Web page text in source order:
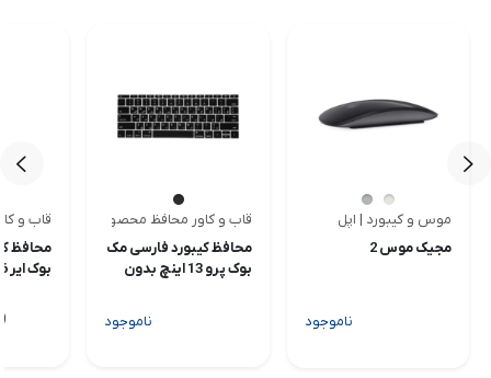
<
موس و کیبورد | اپل
مجیک موس 2
ناموجود
قاب و کاور محافظ محصولات اپل | متفرقه
محافظ کیبورد فارسی مک
بوک پرو 13 اینچ بدون
ناموجود
قاب و
محافظ
بوک ایر 13.6 اینچ